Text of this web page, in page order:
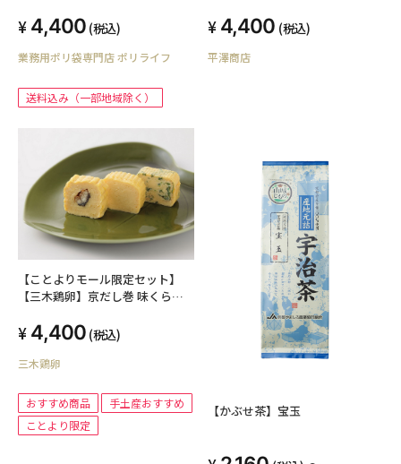
4,400 (税込)
業務用ポリ袋専門店 ポリライフ
送料込み（一部地域除く）
4,400 (税込)
平澤商店
【ことよりモール限定セット】
【三木鶏卵】京だし巻 味くらべ
4,400 (税込)
三木鶏卵
おすすめ商品
手土産おすすめ
ことより限定
【かぶせ茶】宝玉